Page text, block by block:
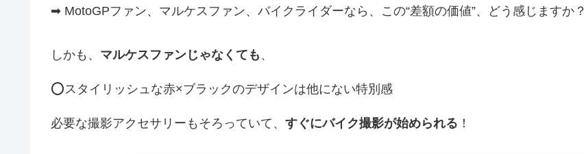
➡︎ MotoGPファン、マルケスファン、バイクライダーなら、この“差額の価値”、どう感じますか？
しかも、 マルケスファンじゃなくても 、
⭕️スタイリッシュな赤×ブラックのデザインは他にない特別感
必要な撮影アクセサリーもそろっていて、 すぐにバイク撮影が始められる ！